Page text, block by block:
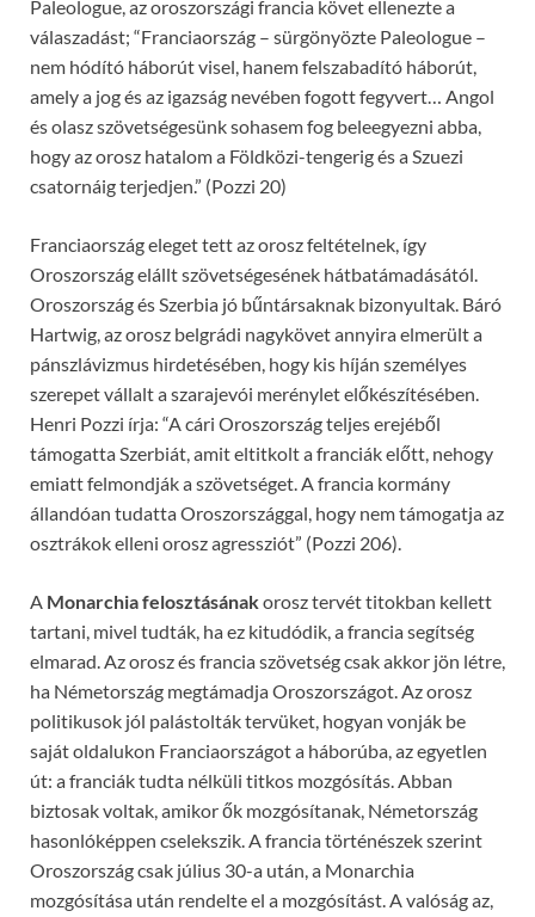
Paleologue, az oroszországi francia követ ellenezte a
válaszadást; “Franciaország – sürgönyözte Paleologue –
nem hódító háborút visel, hanem felszabadító háborút,
amely a jog és az igazság nevében fogott fegyvert… Angol
és olasz szövetségesünk sohasem fog beleegyezni abba,
hogy az orosz hatalom a Földközi-tengerig és a Szuezi
csatornáig terjedjen.” (Pozzi 20)
Franciaország eleget tett az orosz feltételnek, így
Oroszország elállt szövetségesének hátbatámadásától.
Oroszország és Szerbia jó bűntársaknak bizonyultak. Báró
Hartwig, az orosz belgrádi nagykövet annyira elmerült a
pánszlávizmus hirdetésében, hogy kis híján személyes
szerepet vállalt a szarajevói merénylet előkészítésében.
Henri Pozzi írja: “A cári Oroszország teljes erejéből
támogatta Szerbiát, amit eltitkolt a franciák előtt, nehogy
emiatt felmondják a szövetséget. A francia kormány
állandóan tudatta Oroszországgal, hogy nem támogatja az
osztrákok elleni orosz agressziót” (Pozzi 206).
A Monarchia felosztásánakorosz tervét titokban kellett
tartani, mivel tudták, ha ez kitudódik, a francia segítség
elmarad. Az orosz és francia szövetség csak akkor jön létre,
ha Németország megtámadja Oroszországot. Az orosz
politikusok jól palástolták tervüket, hogyan vonják be
saját oldalukon Franciaországot a háborúba, az egyetlen
út: a franciák tudta nélküli titkos mozgósítás. Abban
biztosak voltak, amikor ők mozgósítanak, Németország
hasonlóképpen cselekszik. A francia történészek szerint
Oroszország csak július 30-a után, a Monarchia
mozgósítása után rendelte el a mozgósítást. A valóság az,